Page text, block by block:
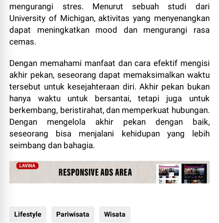
mengurangi stres. Menurut sebuah studi dari
University of Michigan, aktivitas yang menyenangkan
dapat meningkatkan mood dan mengurangi rasa
cemas.
Dengan memahami manfaat dan cara efektif mengisi
akhir pekan, seseorang dapat memaksimalkan waktu
tersebut untuk kesejahteraan diri. Akhir pekan bukan
hanya waktu untuk bersantai, tetapi juga untuk
berkembang, beristirahat, dan memperkuat hubungan.
Dengan mengelola akhir pekan dengan baik,
seseorang bisa menjalani kehidupan yang lebih
seimbang dan bahagia.
Lifestyle Pariwisata Wisata